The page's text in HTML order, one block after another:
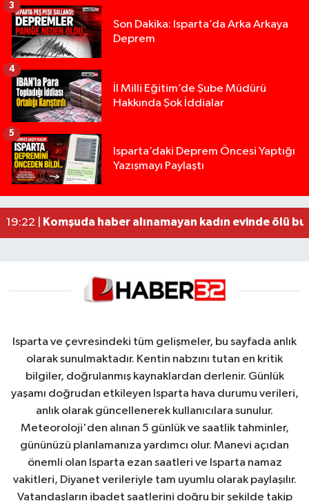
Son Dakika: Isparta’da Arka Arkaya
Deprem
3
İl Milli Eğitim’de Şube Müdürü
Hakkında Şok İddialar
4
Isparta’daki Deprem Öncesi Yaptığı
Yazışmayı Paylaştı
5
13:00 |Yığılca'da kardeşler arasındaki silahlı kavgada
12:48 |Tur teknesi çalışanlarının birbirine girdiği kavga
02:26 |MOTOSİKLETLE ÇARPIŞAN OTOMOBİL GÜL
19:22 |
Komşuda haber alınamayan kadın evinde ölü
Isparta ve çevresindeki tüm gelişmeler, bu sayfada anlık
olarak sunulmaktadır. Kentin nabzını tutan en kritik
bilgiler, doğrulanmış kaynaklardan derlenir. Günlük
yaşamı doğrudan etkileyen Isparta hava durumu verileri,
anlık olarak güncellenerek kullanıcılara sunulur.
Meteoroloji'den alınan 5 günlük ve saatlik tahminler,
gününüzü planlamanıza yardımcı olur. Manevi açıdan
önemli olan Isparta ezan saatleri ve Isparta namaz
vakitleri, Diyanet verileriyle tam uyumlu olarak paylaşılır.
Vatandaşların ibadet saatlerini doğru bir şekilde takip